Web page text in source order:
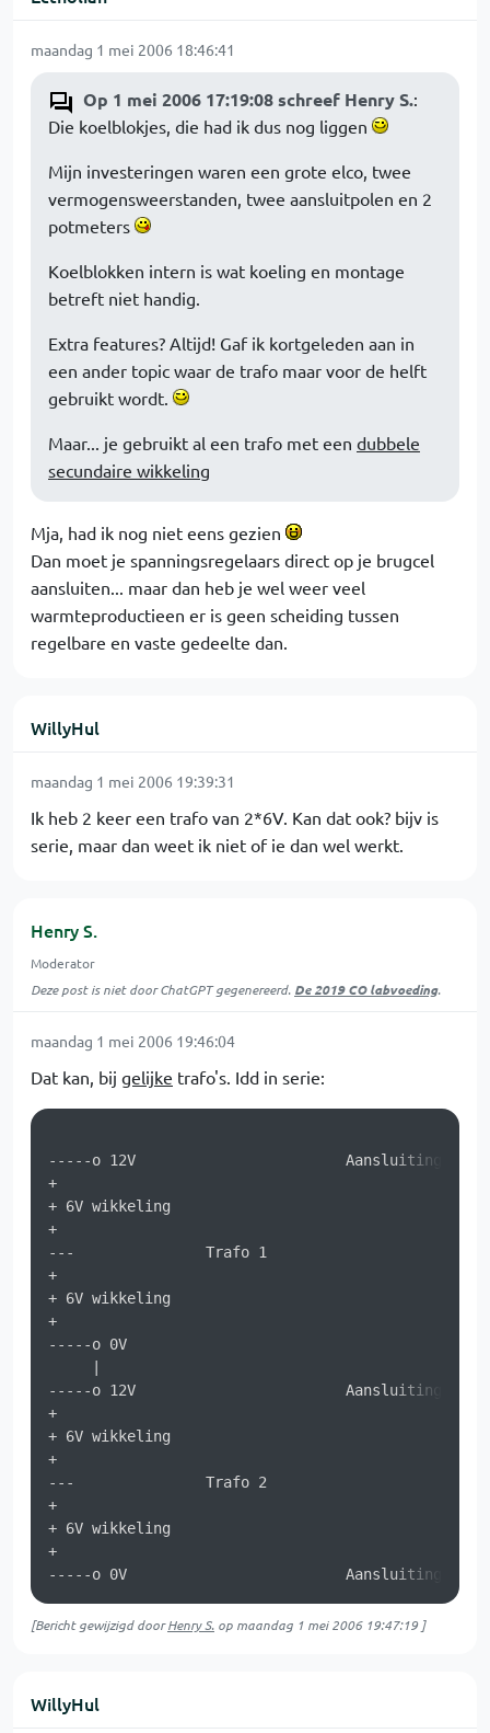
maandag 1 mei 2006 18:46:41
Op 1 mei 2006 17:19:08 schreef Henry S.:
Die koelblokjes, die had ik dus nog liggen
Mijn investeringen waren een grote elco, twee
vermogensweerstanden, twee aansluitpolen en 2
potmeters
Koelblokken intern is wat koeling en montage
betreft niet handig.
Extra features? Altijd! Gaf ik kortgeleden aan in
een ander topic waar de trafo maar voor de helft
gebruikt wordt.
Maar... je gebruikt al een trafo met een dubbele
secundaire wikkeling
Mja, had ik nog niet eens gezien
Dan moet je spanningsregelaars direct op je brugcel
aansluiten... maar dan heb je wel weer veel
warmteproductieen er is geen scheiding tussen
regelbare en vaste gedeelte dan.
WillyHul
maandag 1 mei 2006 19:39:31
Ik heb 2 keer een trafo van 2*6V. Kan dat ook? bijv is
serie, maar dan weet ik niet of ie dan wel werkt.
Henry S.
Moderator
Deze post is niet door ChatGPT gegenereerd. De 2019 CO labvoeding.
maandag 1 mei 2006 19:46:04
Dat kan, bij gelijke trafo's. Idd in serie:
-----o 12V                        Aansluiting 1
+
+ 6V wikkeling
+
---               Trafo 1
+
+ 6V wikkeling
+
-----o 0V
-----o 12V                        Aansluiting 2
+
+ 6V wikkeling
+
---               Trafo 2
+
+ 6V wikkeling
+
[Bericht gewijzigd doorHenry S. op maandag 1 mei 2006 19:47:19]
WillyHul